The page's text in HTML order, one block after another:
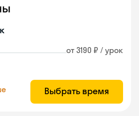
от 3190 ₽ / урок
Выбрать время